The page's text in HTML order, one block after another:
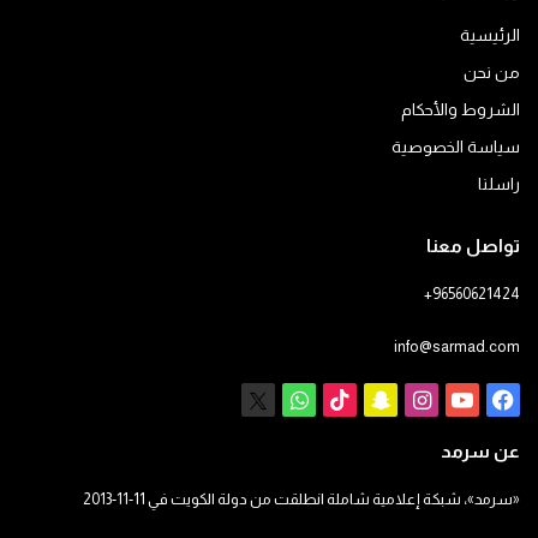
الرئيسية
من نحن
الشروط والأحكام
سياسة الخصوصية
راسلنا
تواصل معنا
+96560621424
info@sarmad.com
فيسبوكيوتيوبانستقرام
سناب ‫TikTokواتساب
عن سرمد
«سرمد»، شبكة إعلامية شاملة انطلقت من دولة الكويت في 11-11-2013